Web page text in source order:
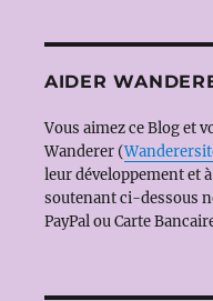
AIDER
Vous aimez ce Blog et
Wanderer (
leur développement et
soutenant ci-dessous
PayPal ou Carte